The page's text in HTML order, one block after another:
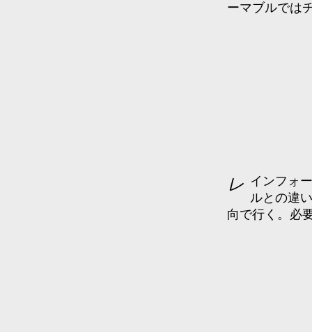
ーマブルでは
レインフォースメントも多彩な中からセレクト。コンフォーマブ
ルとの違
向で行く。必